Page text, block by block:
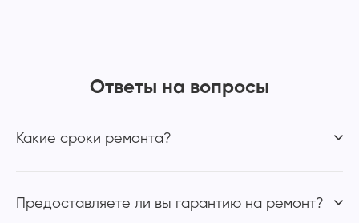
Ответы на вопросы
Какие сроки ремонта?
Предоставляете ли вы гарантию на ремонт?